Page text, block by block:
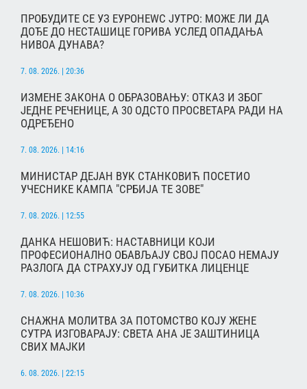
ПРОБУДИТЕ СЕ УЗ ЕУРОНЕWС ЈУТРО: МОЖЕ ЛИ ДА
ДОЂЕ ДО НЕСТАШИЦЕ ГОРИВА УСЛЕД ОПАДАЊА
НИВОА ДУНАВА?
7. 08. 2026. | 20:36
ИЗМЕНЕ ЗАКОНА О ОБРАЗОВАЊУ: ОТКАЗ И ЗБОГ
ЈЕДНЕ РЕЧЕНИЦЕ, А 30 ОДСТО ПРОСВЕТАРА РАДИ НА
ОДРЕЂЕНО
7. 08. 2026. | 14:16
МИНИСТАР ДЕЈАН ВУК СТАНКОВИЋ ПОСЕТИО
УЧЕСНИКЕ КАМПА "СРБИЈА ТЕ ЗОВЕ"
7. 08. 2026. | 12:55
ДАНКА НЕШОВИЋ: НАСТАВНИЦИ КОЈИ
ПРОФЕСИОНАЛНО ОБАВЉАЈУ СВОЈ ПОСАО НЕМАЈУ
РАЗЛОГА ДА СТРАХУЈУ ОД ГУБИТКА ЛИЦЕНЦЕ
7. 08. 2026. | 10:36
СНАЖНА МОЛИТВА ЗА ПОТОМСТВО КОЈУ ЖЕНЕ
СУТРА ИЗГОВАРАЈУ: СВЕТА АНА ЈЕ ЗАШТИНИЦА
СВИХ МАЈКИ
6. 08. 2026. | 22:15